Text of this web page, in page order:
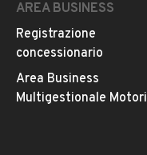
AREA BUSINESS
Registrazione
concessionario
Area Business
Multigestionale Motori